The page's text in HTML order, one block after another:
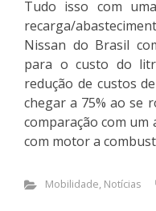
Tudo isso com
recarga/
Nissan do Brasil
para o custo do
redução de custos
chegar a 75% ao se
comparação com
com motor a
Mobilidade, Notícias